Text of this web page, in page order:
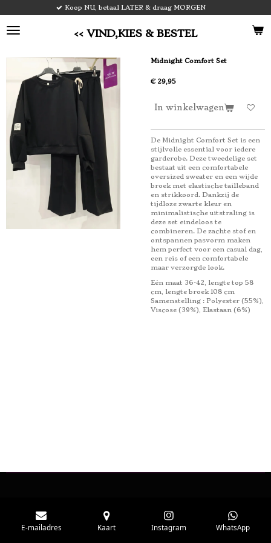
naar
<< VIND,KIES & BESTEL
NU, betaal LATER & draag MORGEN
Midnight Comfort Set
€ 29,95
In winkelwagen
De Midnight Comfort Set is een
stijlvolle essential voor iedere
garderobe. Deze tweedelige set
bestaat uit een comfortabele
oversized sweater en een wijde
broek met elastische tailleband
en strikkoord. Dankzij de
tijdloze zwarte kleur en
minimalistische uitstraling is
deze set eindeloos te
combineren. De zachte stof en
ontspannen pasvorm maken
hem perfect voor een casual dag,
een reis of een comfortabele
maar verzorgde look.
Eén maat 36-42, lengte top 58
cm, lengte broek 108 cm
Samenstelling : Polyester (55%),
Viscose (39%), Elastaan ​​(6%)
E-mailadres Kaart Instagram WhatsApp